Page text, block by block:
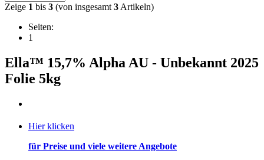
Zeige 1 bis 3 (von insgesamt 3 Artikeln)
Seiten:
1
Ella™ 15,7% Alpha AU - Unbekannt 2025
Folie 5kg
Hier klicken
für Preise und viele weitere Angebote